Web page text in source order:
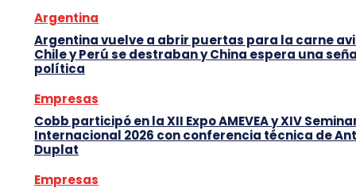
Argentina
Argentina vuelve a abrir puertas para la carne
Chile y Perú se destraban y China espera una
política
Empresas
Cobb participó en la XII Expo AMEVEA y XIV
Internacional 2026 con conferencia técnica de
Duplat
Empresas